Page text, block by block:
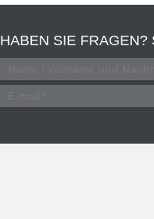
HABEN SIE FRAGEN?